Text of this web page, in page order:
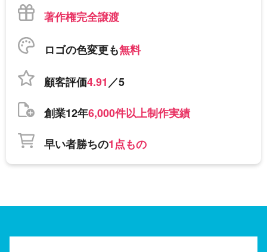
著作権完全譲渡
ロゴの色変更も無料
顧客評価4.91／5
創業12年6,000件以上制作実績
早い者勝ちの1点もの